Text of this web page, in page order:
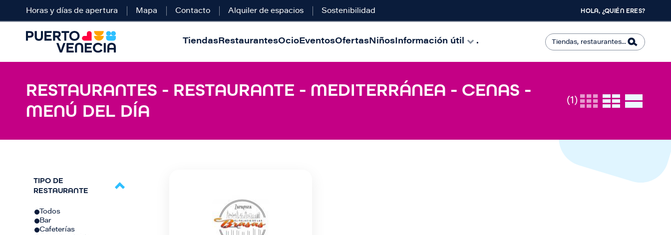
Horas y días de apertura Mapa Contacto Alquiler de espacios Sostenibilidad HOLA, ¿QUIÉN ERES?
TiendasRestaurantesOcioEventosOfertasNiñosInformación útil .
RESTAURANTES - RESTAURANTE - MEDITERRÁNEA - CENAS -
MENÚ DEL DÍA
(1)
TIPO DE
RESTAURANTE
Todos
Bar
Cafeterías